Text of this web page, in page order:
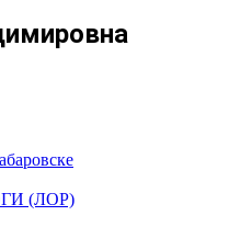
(ЛОР)